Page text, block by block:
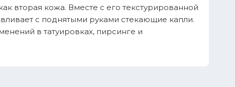
вторая кожа. Вместе с его текстурированной
с поднятыми руками стекающие капли.
в татуировках, пирсинге и